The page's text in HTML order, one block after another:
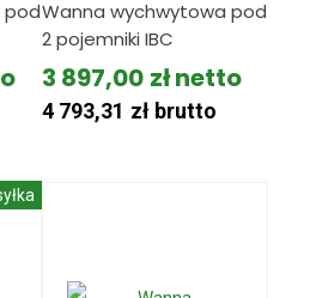
podWanna wychwytowa pod
2 pojemniki IBC
3 897,00 zł
4 793,31 zł brutto